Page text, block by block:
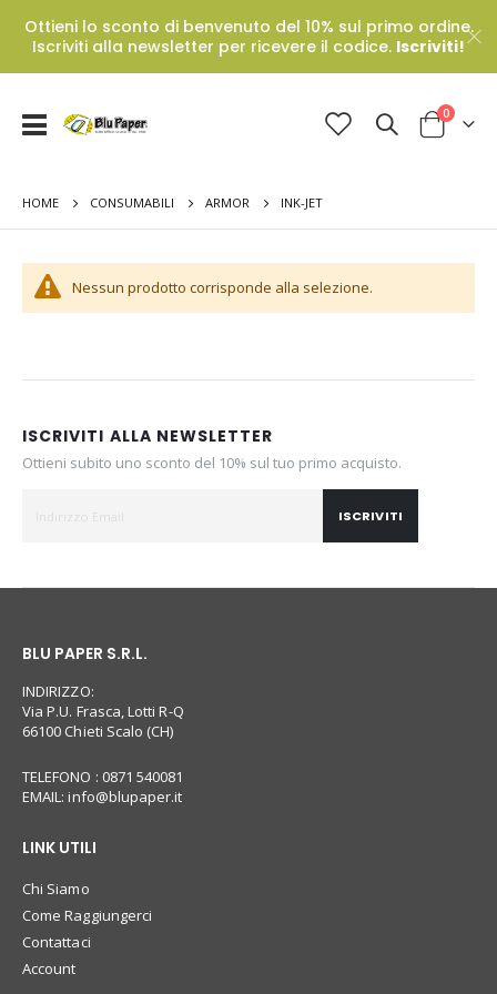
Ottieni lo sconto di benvenuto del 10% sul primo ordine.
Iscriviti alla newsletter per ricevere il codice. Iscriviti!
Toggle
Cart
0Prodotti
HOME CONSUMABILI ARMOR INK-JET
Nessun prodotto corrisponde alla selezione.
ISCRIVITI ALLA NEWSLETTER
Ottieni subito uno sconto del 10% sul tuo primo acquisto.
ISCRIVITI
BLU PAPER S.R.L.
INDIRIZZO:
Via P.U. Frasca, Lotti R-Q
66100 Chieti Scalo (CH)
TELEFONO : 0871 540081
EMAIL:info@blupaper.it
LINK UTILI
Chi Siamo
Come Raggiungerci
Contattaci
Account